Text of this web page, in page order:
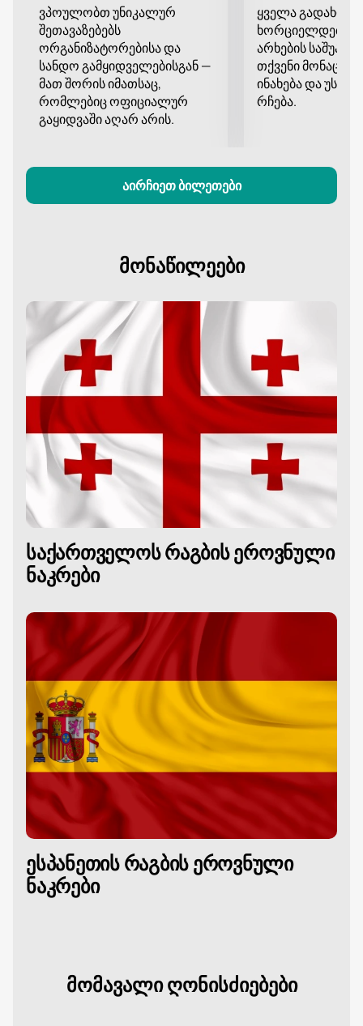
ვპოულობთ უნიკალურ
შეთავაზებებს
ორგანიზატორებისა და
სანდო გამყიდველებისგან —
მათ შორის იმათსაც,
რომლებიც ოფიციალურ
გაყიდვაში აღარ არის.
ყველა გადახდა
ხორციელდება
არხების
თქვენი
ინახება და
რჩება.
აირჩიეთ ბილეთები
მონაწილეები
საქართველოს რაგბის ეროვნული
ნაკრები
ესპანეთის რაგბის ეროვნული
ნაკრები
მომავალი ღონისძიებები